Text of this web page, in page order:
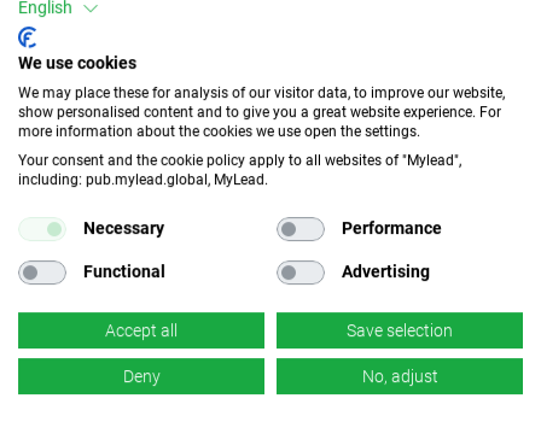
Verkauf
Traffic-Typ
Unerlaubter
EPC
CR
Deeplink
Banner
English
We use cookies
We may place these for analysis of our visitor data, to improve our website,
show personalised content and to give you a great website experience. For
more information about the cookies we use open the settings.
Your consent and the cookie policy apply to all websites of "Mylead",
including: pub.mylead.global, MyLead.
Necessary Performance
Functional Advertising
Accept all Save selection
Deny No, adjust